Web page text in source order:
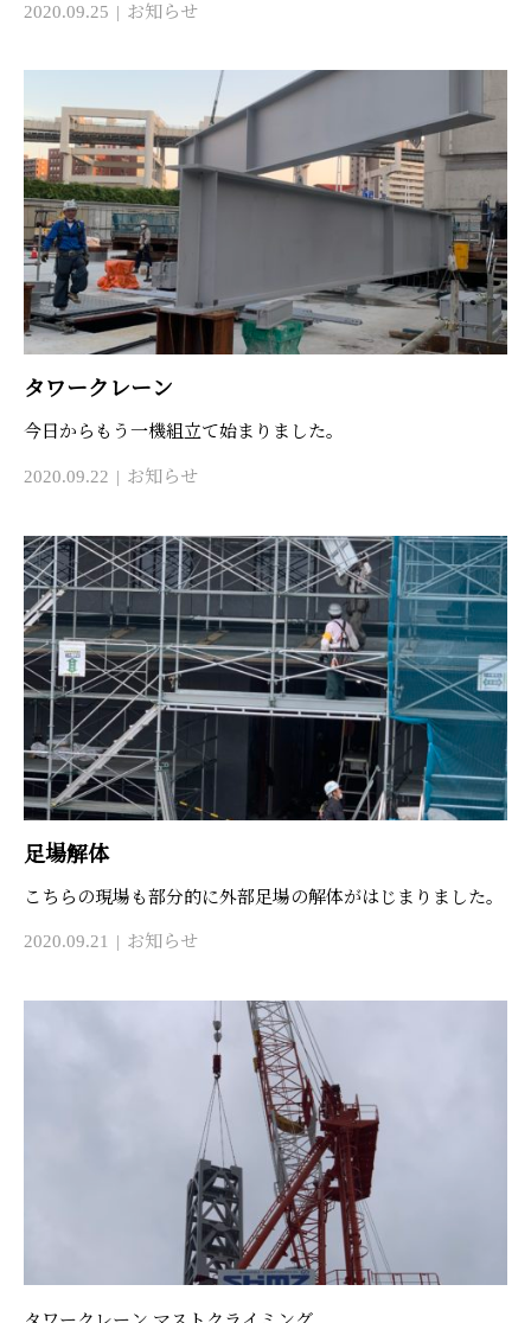
2020.09.25 お知らせ
タワークレーン
今日からもう一機組立て始まりました。
2020.09.22 お知らせ
足場解体
こちらの現場も部分的に外部足場の解体がはじまりました。
2020.09.21 お知らせ